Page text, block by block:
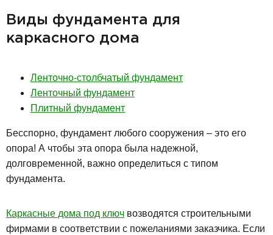
Виды фундамента для
каркасного дома
Ленточно-столбчатый фундамент
Ленточный фундамент
Плитный фундамент
Бесспорно, фундамент любого сооружения – это его
опора! А чтобы эта опора была надежной,
долговременной, важно определиться с типом
фундамента.
Каркасные дома под ключ возводятся строительными
фирмами в соответствии с пожеланиями заказчика. Если